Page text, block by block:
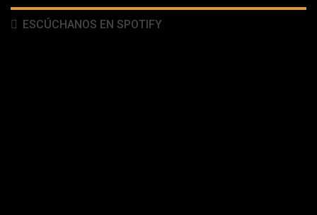
ESCÚCHANOS EN SPOTIFY